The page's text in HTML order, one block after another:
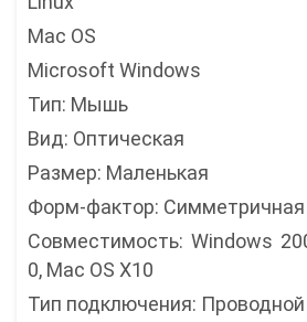
Mac OS
Microsoft Windows
Тип: Мышь
Вид: Оптическая
Размер: Маленькая
Форм-фактор: Симметричная
Совместимость: Windows
0, Mac OS X10
Тип подключения: Проводной